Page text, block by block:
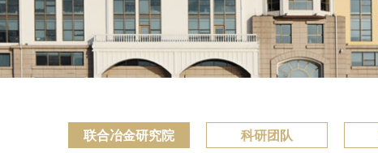
联合冶金研究院 科研团队